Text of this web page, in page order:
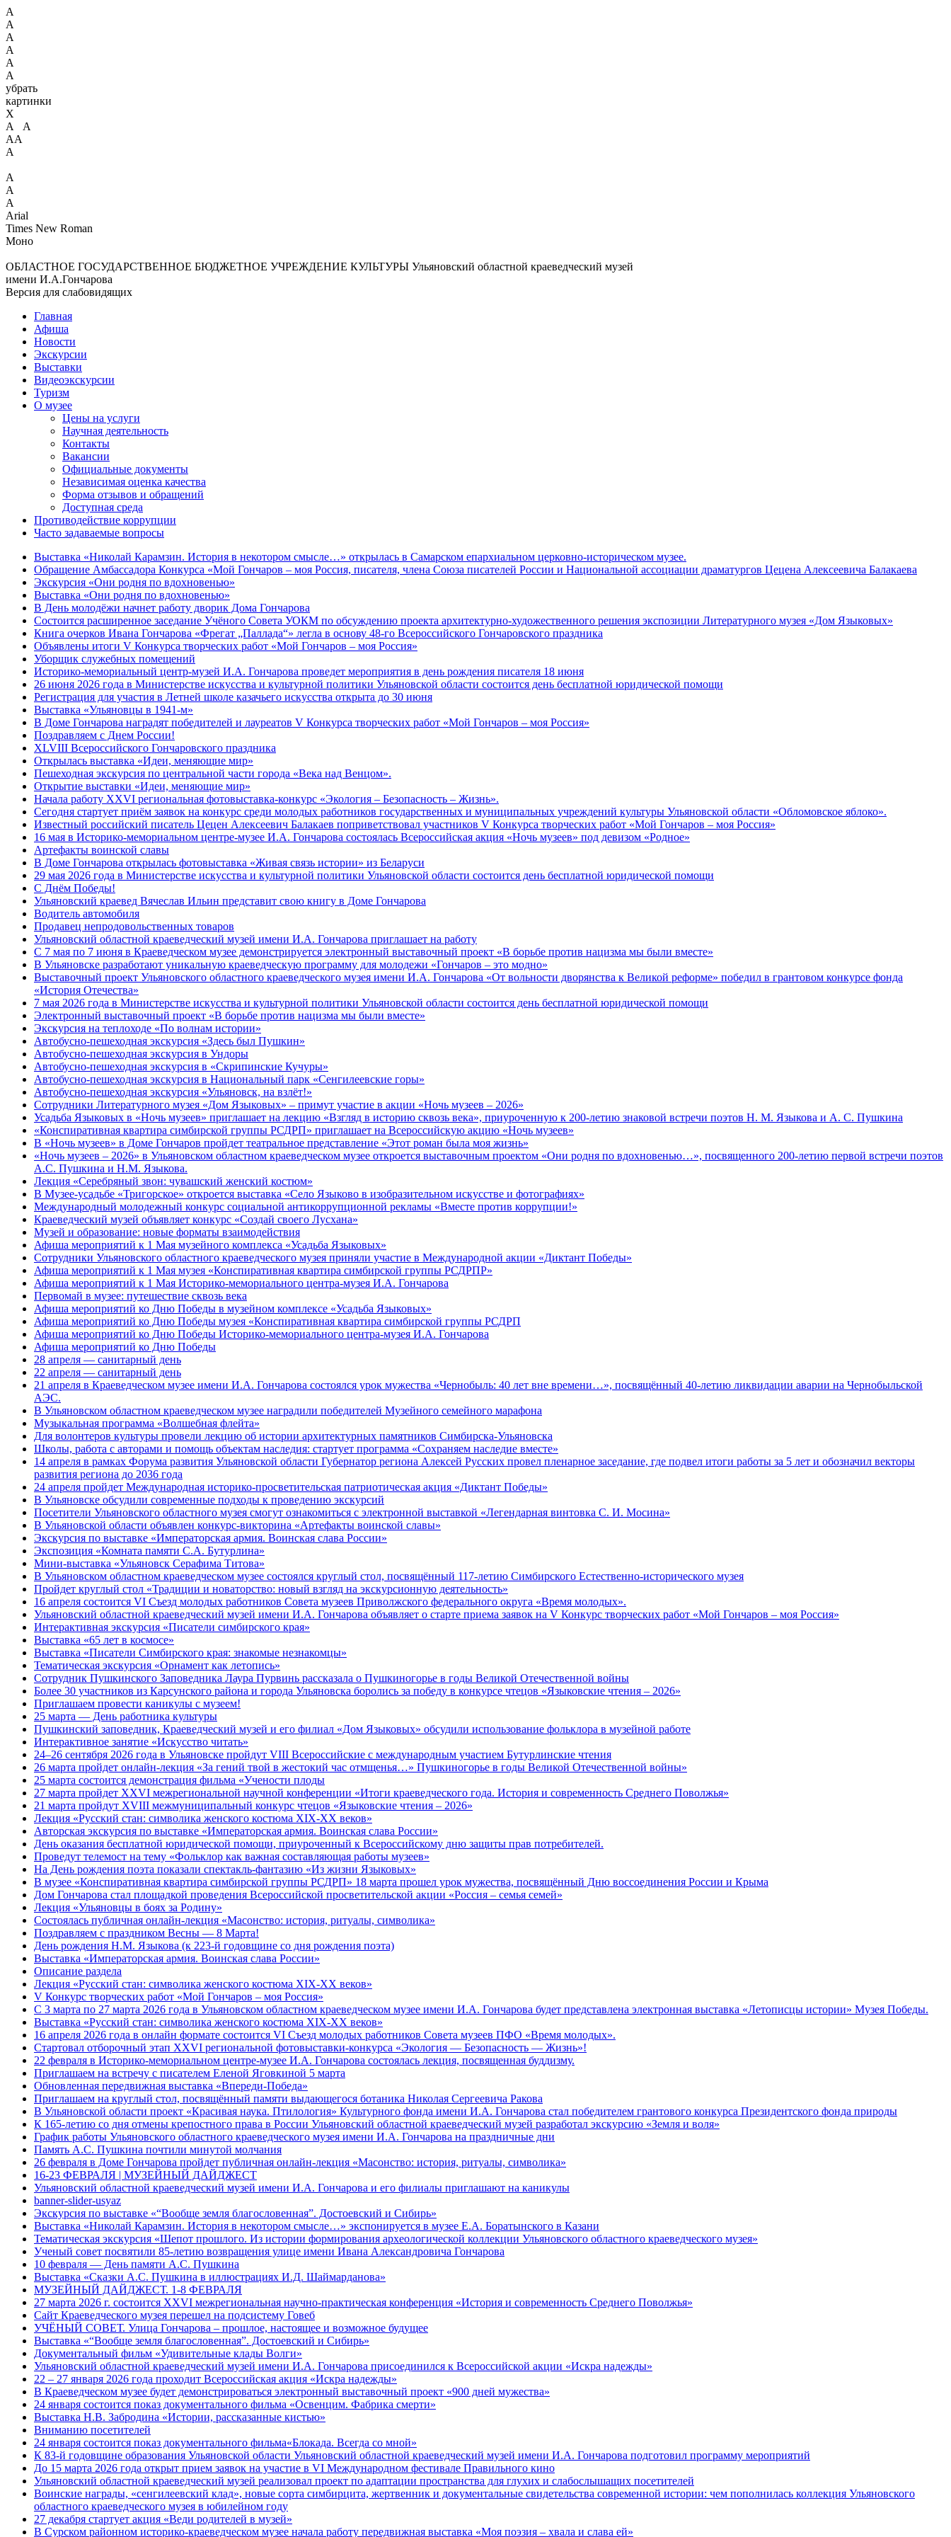
А
А
А
А
А
А
убрать
картинки
X
А А
АА
А
А
А
А
Arial
Times New Roman
Моно
ОБЛАСТНОЕ ГОСУДАРСТВЕННОЕ БЮДЖЕТНОЕ УЧРЕЖДЕНИЕ КУЛЬТУРЫ Ульяновский областной краеведческий музей
имени И.А.Гончарова
Версия для слабовидящих
Главная
Афиша
Новости
Экскурсии
Выставки
Видеоэкскурсии
Туризм
О музее
Цены на услуги
Научная деятельность
Контакты
Вакансии
Официальные документы
Независимая оценка качества
Форма отзывов и обращений
Доступная среда
Противодействие коррупции
Часто задаваемые вопросы
Выставка «Николай Карамзин. История в некотором смысле…» открылась в Самарском епархиальном церковно-историческом музее.
Обращение Амбассадора Конкурса «Мой Гончаров – моя Россия, писателя, члена Союза писателей России и Национальной ассоциации драматургов Цецена Алексеевича Балакаева
Экскурсия «Они родня по вдохновенью»
Выставка «Они родня по вдохновенью»
В День молодёжи начнет работу дворик Дома Гончарова
Состоится расширенное заседание Учёного Совета УОКМ по обсуждению проекта архитектурно-художественного решения экспозиции Литературного музея «Дом Языковых»
Книга очерков Ивана Гончарова «Фрегат „Паллада“» легла в основу 48-го Всероссийского Гончаровского праздника
Объявлены итоги V Конкурса творческих работ «Мой Гончаров – моя Россия»
Уборщик служебных помещений
Историко-мемориальный центр-музей И.А. Гончарова проведет мероприятия в день рождения писателя 18 июня
26 июня 2026 года в Министерстве искусства и культурной политики Ульяновской области состоится день бесплатной юридической помощи
Регистрация для участия в Летней школе казачьего искусства открыта до 30 июня
Выставка «Ульяновцы в 1941-м»
В Доме Гончарова наградят победителей и лауреатов V Конкурса творческих работ «Мой Гончаров – моя Россия»
Поздравляем с Днем России!
XLVIII Всероссийского Гончаровского праздника
Открылась выставка «Идеи, меняющие мир»
Пешеходная экскурсия по центральной части города «Века над Венцом».
Открытие выставки «Идеи, меняющие мир»
Начала работу XXVI региональная фотовыставка-конкурс «Экология – Безопасность – Жизнь».
Сегодня стартует приём заявок на конкурс среди молодых работников государственных и муниципальных учреждений культуры Ульяновской области «Обломовское яблоко».
Известный российский писатель Цецен Алексеевич Балакаев поприветствовал участников V Конкурса творческих работ «Мой Гончаров – моя Россия»
16 мая в Историко-мемориальном центре-музее И.А. Гончарова состоялась Всероссийская акция «Ночь музеев» под девизом «Родное»
Артефакты воинской славы
В Доме Гончарова открылась фотовыставка «Живая связь истории» из Беларуси
29 мая 2026 года в Министерстве искусства и культурной политики Ульяновской области состоится день бесплатной юридической помощи
С Днём Победы!
Ульяновский краевед Вячеслав Ильин представит свою книгу в Доме Гончарова
Водитель автомобиля
Продавец непродовольственных товаров
Ульяновский областной краеведческий музей имени И.А. Гончарова приглашает на работу
С 7 мая по 7 июня в Краеведческом музее демонстрируется электронный выставочный проект «В борьбе против нацизма мы были вместе»
В Ульяновске разработают уникальную краеведческую программу для молодежи «Гончаров – это модно»
Выставочный проект Ульяновского областного краеведческого музея имени И.А. Гончарова «От вольности дворянства к Великой реформе» победил в грантовом конкурсе фонда
«История Отечества»
7 мая 2026 года в Министерстве искусства и культурной политики Ульяновской области состоится день бесплатной юридической помощи
Электронный выставочный проект «В борьбе против нацизма мы были вместе»
Экскурсия на теплоходе «По волнам истории»
Автобусно-пешеходная экскурсия «Здесь был Пушкин»
Автобусно-пешеходная экскурсия в Ундоры
Автобусно-пешеходная экскурсия в «Скрипинские Кучуры»
Автобусно-пешеходная экскурсия в Национальный парк «Сенгилеевские горы»
Автобусно-пешеходная экскурсия «Ульяновск, на взлёт!»
Сотрудники Литературного музея «Дом Языковых» – примут участие в акции «Ночь музеев – 2026»
Усадьба Языковых в «Ночь музеев» приглашает на лекцию «Взгляд в историю сквозь века», приуроченную к 200-летию знаковой встречи поэтов Н. М. Языкова и А. С. Пушкина
«Конспиративная квартира симбирской группы РСДРП» приглашает на Всероссийскую акцию «Ночь музеев»
В «Ночь музеев» в Доме Гончаров пройдет театральное представление «Этот роман была моя жизнь»
«Ночь музеев – 2026» в Ульяновском областном краеведческом музее откроется выставочным проектом «Они родня по вдохновенью…», посвященного 200-летию первой встречи поэтов
А.С. Пушкина и Н.М. Языкова.
Лекция «Серебряный звон: чувашский женский костюм»
В Музее-усадьбе «Тригорское» откроется выставка «Село Языково в изобразительном искусстве и фотографиях»
Международный молодежный конкурс социальной антикоррупционной рекламы «Вместе против коррупции!»
Краеведческий музей объявляет конкурс «Создай своего Лусхана»
Музей и образование: новые форматы взаимодействия
Афиша мероприятий к 1 Мая музейного комплекса «Усадьба Языковых»
Сотрудники Ульяновского областного краеведческого музея приняли участие в Международной акции «Диктант Победы»
Афиша мероприятий к 1 Мая музея «Конспиративная квартира симбирской группы РСДРПР»
Афиша мероприятий к 1 Мая Историко-мемориального центра-музея И.А. Гончарова
Первомай в музее: путешествие сквозь века
Афиша мероприятий ко Дню Победы в музейном комплексе «Усадьба Языковых»
Афиша мероприятий ко Дню Победы музея «Конспиративная квартира симбирской группы РСДРП
Афиша мероприятий ко Дню Победы Историко-мемориального центра-музея И.А. Гончарова
Афиша мероприятий ко Дню Победы
28 апреля — санитарный день
22 апреля — санитарный день
21 апреля в Краеведческом музее имени И.А. Гончарова состоялся урок мужества «Чернобыль: 40 лет вне времени…», посвящённый 40-летию ликвидации аварии на Чернобыльской
АЭС.
В Ульяновском областном краеведческом музее наградили победителей Музейного семейного марафона
Музыкальная программа «Волшебная флейта»
Для волонтеров культуры провели лекцию об истории архитектурных памятников Симбирска-Ульяновска
Школы, работа с авторами и помощь объектам наследия: стартует программа «Сохраняем наследие вместе»
14 апреля в рамках Форума развития Ульяновской области Губернатор региона Алексей Русских провел пленарное заседание, где подвел итоги работы за 5 лет и обозначил векторы
развития региона до 2036 года
24 апреля пройдет Международная историко-просветительская патриотическая акция «Диктант Победы»
В Ульяновске обсудили современные подходы к проведению экскурсий
Посетители Ульяновского областного музея смогут ознакомиться с электронной выставкой «Легендарная винтовка С. И. Мосина»
В Ульяновской области объявлен конкурс-викторина «Артефакты воинской славы»
Экскурсия по выставке «Императорская армия. Воинская слава России»
Экспозиция «Комната памяти С.А. Бутурлина»
Мини-выставка «Ульяновск Серафима Титова»
В Ульяновском областном краеведческом музее состоялся круглый стол, посвящённый 117-летию Симбирского Естественно-исторического музея
Пройдет круглый стол «Традиции и новаторство: новый взгляд на экскурсионную деятельность»
16 апреля состоится VI Съезд молодых работников Совета музеев Приволжского федерального округа «Время молодых».
Ульяновский областной краеведческий музей имени И.А. Гончарова объявляет о старте приема заявок на V Конкурс творческих работ «Мой Гончаров – моя Россия»
Интерактивная экскурсия «Писатели симбирского края»
Выставка «65 лет в космосе»
Выставка «Писатели Симбирского края: знакомые незнакомцы»
Тематическая экскурсия «Орнамент как летопись»
Сотрудник Пушкинского Заповедника Лаура Пурвинь рассказала о Пушкиногорье в годы Великой Отечественной войны
Более 30 участников из Карсунского района и города Ульяновска боролись за победу в конкурсе чтецов «Языковские чтения – 2026»
Приглашаем провести каникулы с музеем!
25 марта — День работника культуры
Пушкинский заповедник, Краеведческий музей и его филиал «Дом Языковых» обсудили использование фольклора в музейной работе
Интерактивное занятие «Искусство читать»
24–26 сентября 2026 года в Ульяновске пройдут VIII Всероссийские с международным участием Бутурлинские чтения
26 марта пройдет онлайн-лекция «За гений твой в жестокий час отмщенья…» Пушкиногорье в годы Великой Отечественной войны»
25 марта состоится демонстрация фильма «Учености плоды
27 марта пройдет XXVI межрегиональной научной конференции «Итоги краеведческого года. История и современность Среднего Поволжья»
21 марта пройдут XVIII межмуниципальный конкурс чтецов «Языковские чтения – 2026»
Лекция «Русский стан: символика женского костюма XIX-XX веков»
Авторская экскурсия по выставке «Императорская армия. Воинская слава России»
День оказания бесплатной юридической помощи, приуроченный к Всероссийскому дню защиты прав потребителей.
Проведут телемост на тему «Фольклор как важная составляющая работы музеев»
На День рождения поэта показали спектакль-фантазию «Из жизни Языковых»
В музее «Конспиративная квартира симбирской группы РСДРП» 18 марта прошел урок мужества, посвящённый Дню воссоединения России и Крыма
Дом Гончарова стал площадкой проведения Всероссийской просветительской акции «Россия – семья семей»
Лекция «Ульяновцы в боях за Родину»
Состоялась публичная онлайн-лекция «Масонство: история, ритуалы, символика»
Поздравляем с праздником Весны — 8 Марта!
День рождения Н.М. Языкова (к 223-й годовщине со дня рождения поэта)
Выставка «Императорская армия. Воинская слава России»
Описание раздела
Лекция «Русский стан: символика женского костюма XIX-XX веков»
V Конкурс творческих работ «Мой Гончаров – моя Россия»
С 3 марта по 27 марта 2026 года в Ульяновском областном краеведческом музее имени И.А. Гончарова будет представлена электронная выставка «Летописцы истории» Музея Победы.
Выставка «Русский стан: символика женского костюма XIX-XX веков»
16 апреля 2026 года в онлайн формате состоится VI Съезд молодых работников Совета музеев ПФО «Время молодых».
Стартовал отборочный этап XXVI региональной фотовыставки-конкурса «Экология — Безопасность — Жизнь»!
22 февраля в Историко-мемориальном центре-музее И.А. Гончарова состоялась лекция, посвященная буддизму.
Приглашаем на встречу с писателем Еленой Яговкиной 5 марта
Обновленная передвижная выставка «Впереди-Победа»
Приглашаем на круглый стол, посвящённый памяти выдающегося ботаника Николая Сергеевича Ракова
В Ульяновской области проект «Красивая наука. Птилология» Культурного фонда имени И.А. Гончарова стал победителем грантового конкурса Президентского фонда природы
К 165-летию со дня отмены крепостного права в России Ульяновский областной краеведческий музей разработал экскурсию «Земля и воля»
График работы Ульяновского областного краеведческого музея имени И.А. Гончарова на праздничные дни
Память А.С. Пушкина почтили минутой молчания
26 февраля в Доме Гончарова пройдет публичная онлайн-лекция «Масонство: история, ритуалы, символика»
16-23 ФЕВРАЛЯ | МУЗЕЙНЫЙ ДАЙДЖЕСТ
Ульяновский областной краеведческий музей имени И.А. Гончарова и его филиалы приглашают на каникулы
banner-slider-usyaz
Экскурсия по выставке «“Вообще земля благословенная”. Достоевский и Сибирь»
Выставка «Николай Карамзин. История в некотором смысле…» экспонируется в музее Е.А. Боратынского в Казани
Тематическая экскурсия «Шепот прошлого. Из истории формирования археологической коллекции Ульяновского областного краеведческого музея»
Ученый совет посвятили 85-летию возвращения улице имени Ивана Александровича Гончарова
10 февраля — День памяти А.С. Пушкина
Выставка «Сказки А.С. Пушкина в иллюстрациях И.Д. Шаймарданова»
МУЗЕЙНЫЙ ДАЙДЖЕСТ. 1-8 ФЕВРАЛЯ
27 марта 2026 г. состоится XXVI межрегиональная научно-практическая конференция «История и современность Среднего Поволжья»
Сайт Краеведческого музея перешел на подсистему Говеб
УЧЁНЫЙ СОВЕТ. Улица Гончарова – прошлое, настоящее и возможное будущее
Выставка «“Вообще земля благословенная”. Достоевский и Сибирь»
Документальный фильм «Удивительные клады Волги»
Ульяновский областной краеведческий музей имени И.А. Гончарова присоединился к Всероссийской акции «Искра надежды»
22 – 27 января 2026 года проходит Всероссийская акция «Искра надежды»
В Краеведческом музее будет демонстрироваться электронный выставочный проект «900 дней мужества»
24 января состоится показ документального фильма «Освенцим. Фабрика смерти»
Выставка Н.В. Забродина «Истории, рассказанные кистью»
Вниманию посетителей
24 января состоится показ документального фильма«Блокада. Всегда со мной»
К 83-й годовщине образования Ульяновской области Ульяновский областной краеведческий музей имени И.А. Гончарова подготовил программу мероприятий
До 15 марта 2026 года открыт прием заявок на участие в VI Международном фестивале Правильного кино
Ульяновский областной краеведческий музей реализовал проект по адаптации пространства для глухих и слабослышащих посетителей
Воинские награды, «сенгилеевский клад», новые сорта симбирцита, жертвенник и документальные свидетельства современной истории: чем пополнилась коллекция Ульяновского
областного краеведческого музея в юбилейном году
27 декабря стартует акция «Веди родителей в музей»
В Сурском районном историко-краеведческом музее начала работу передвижная выставка «Моя поэзия – хвала и слава ей»